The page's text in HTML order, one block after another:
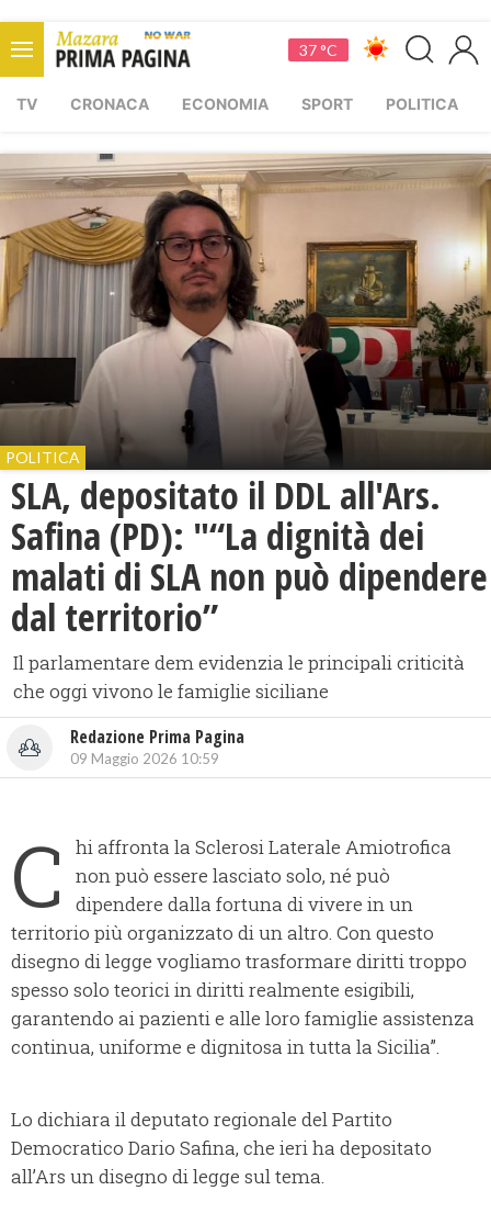
37 °C
TV CRONACA ECONOMIA SPORT POLITICA
POLITICA
SLA, depositato il DDL all'Ars.
Safina (PD): "“La dignità dei
malati di SLA non può dipendere
dal territorio”
Il parlamentare dem evidenzia le principali criticità
che oggi vivono le famiglie siciliane
Redazione Prima Pagina
09 Maggio 2026 10:59
C
hi affronta la Sclerosi Laterale Amiotrofica
non può essere lasciato solo, né può
dipendere dalla fortuna di vivere in un
territorio più organizzato di un altro. Con questo
disegno di legge vogliamo trasformare diritti troppo
spesso solo teorici in diritti realmente esigibili,
garantendo ai pazienti e alle loro famiglie assistenza
continua, uniforme e dignitosa in tutta la Sicilia”.
Lo dichiara il deputato regionale del Partito
Democratico Dario Safina, che ieri ha depositato
all’Ars un disegno di legge sul tema.